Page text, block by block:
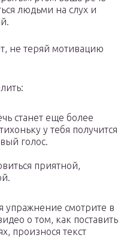
людьми на слух и
не теряй мотивацию
станет еще более
у тебя получится
голос.
приятной,
упражнение смотрите в
о том, как поставить
произнося текст